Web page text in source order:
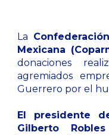
La
Mexicana
donaciones
agremiados
Guerrero por el
El presidente
Gilberto